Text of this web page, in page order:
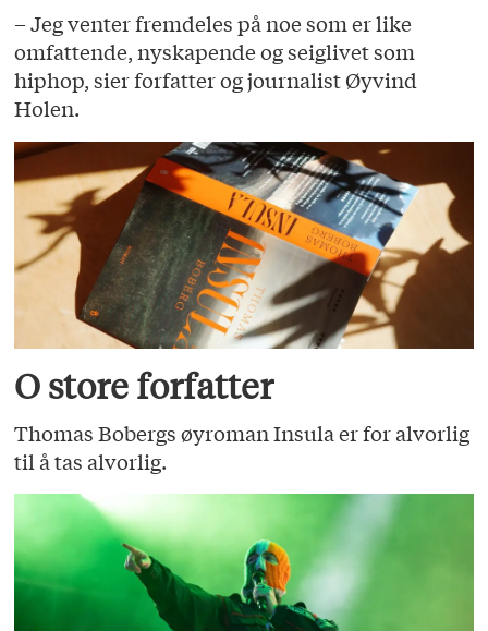
– Jeg venter fremdeles på noe som er like
omfattende, nyskapende og seiglivet som
hiphop, sier forfatter og journalist Øyvind
Holen.
O store forfatter
Thomas Bobergs øyroman Insula er for alvorlig
til å tas alvorlig.